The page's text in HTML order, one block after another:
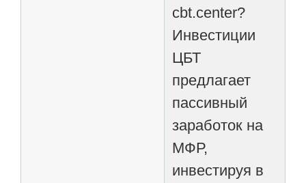
cbt.center?
Инвестиции
ЦБТ
предлагает
пассивный
заработок на
МФР,
инвестируя в